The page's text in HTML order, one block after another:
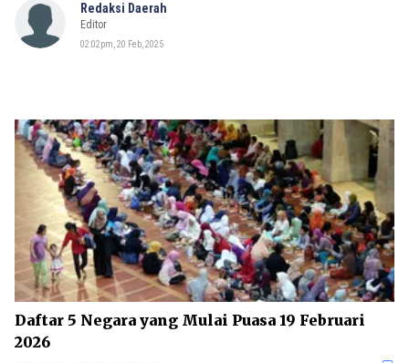
Redaksi Daerah
Editor
02:02pm, 20 Feb, 2025
Daftar 5 Negara yang Mulai Puasa 19 Februari
2026